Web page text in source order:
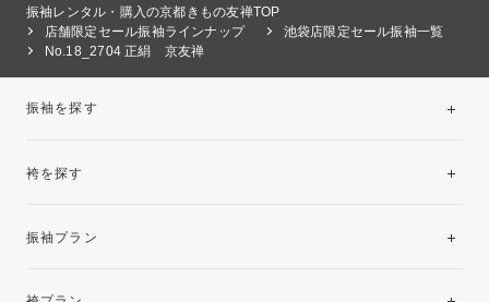
振袖レンタル・購入の京都きもの友禅TOP
店舗限定セール振袖ラインナップ
池袋店限定セール振袖一覧
No.18_2704 正絹 京友禅
振袖を探す
袴を探す
振袖プラン
レンタルプラン